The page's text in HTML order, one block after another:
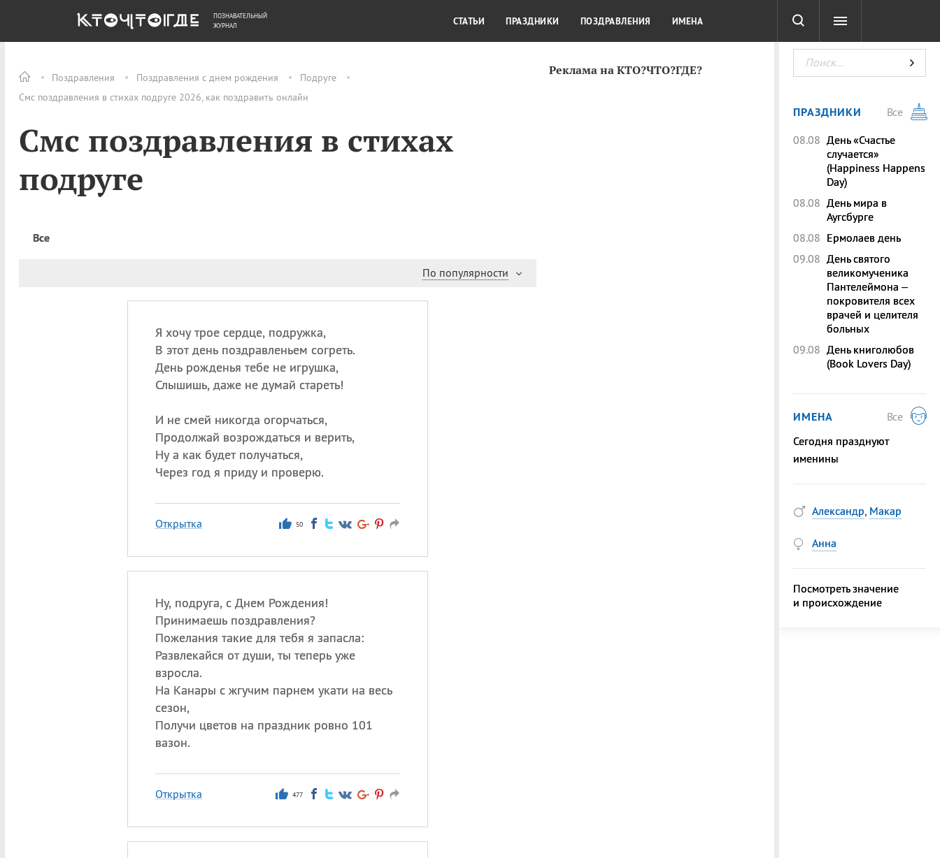
Поздравления Поздравления с днем рождения
Подруге
Смс поздравления в стихах подруге 2026, как поздравить онлайн
Смс поздравления в стихах
подруге
Все
По популярности
Я хочу трое сердце, подружка,
В этот день поздравленьем согреть.
День рожденья тебе не игрушка,
Слышишь, даже не думай стареть!
И не смей никогда огорчаться,
Продолжай возрождаться и верить,
Ну а как будет получаться,
Через год я приду и проверю.
Открытка 50
Ну, подруга, с Днем Рождения!
Принимаешь поздравления?
Пожелания такие для тебя я запасла:
Развлекайся от души, ты теперь уже
взросла.
На Канары с жгучим парнем укати на весь
сезон,
Получи цветов на праздник ровно 101
вазон.
Открытка 477
Реклама на КТО?ЧТО?ГДЕ?
ОБЩЕСТВО ДЕНЬГИ КУЛЬТУРА КРАСОТА ТЕСТЫ
ПОЗНАВАТЕЛЬНЫЙ
ЖУРНАЛ
СТАТЬИ ПРАЗДНИКИ ПОЗДРАВЛЕНИЯ ИМЕНА
ПРАЗДНИКИ
Все
08.08 День «Счастье
случается»
(Happiness Happens
Day)
08.08 День мира в
Аугсбурге
08.08 Ермолаев день
09.08 День святого
великомученика
Пантелеймона –
покровителя всех
врачей и целителя
больных
09.08 День книголюбов
(Book Lovers Day)
ИМЕНА
Все
Сегодня празднуют
именины
Александр, Макар
Анна
Посмотреть значение
и происхождение